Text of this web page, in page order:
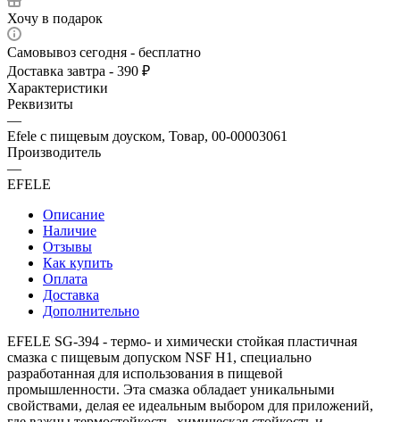
Хочу в подарок
Самовывоз сегодня - бесплатно
Доставка завтра - 390 ₽
Характеристики
Реквизиты
—
Efele с пищевым доуском, Товар, 00-00003061
Производитель
—
EFELE
Описание
Наличие
Отзывы
Как купить
Оплата
Доставка
Дополнительно
EFELE SG-394 - термо- и химически стойкая пластичная
смазка с пищевым допуском NSF H1, специально
разработанная для использования в пищевой
промышленности. Эта смазка обладает уникальными
свойствами, делая ее идеальным выбором для приложений,